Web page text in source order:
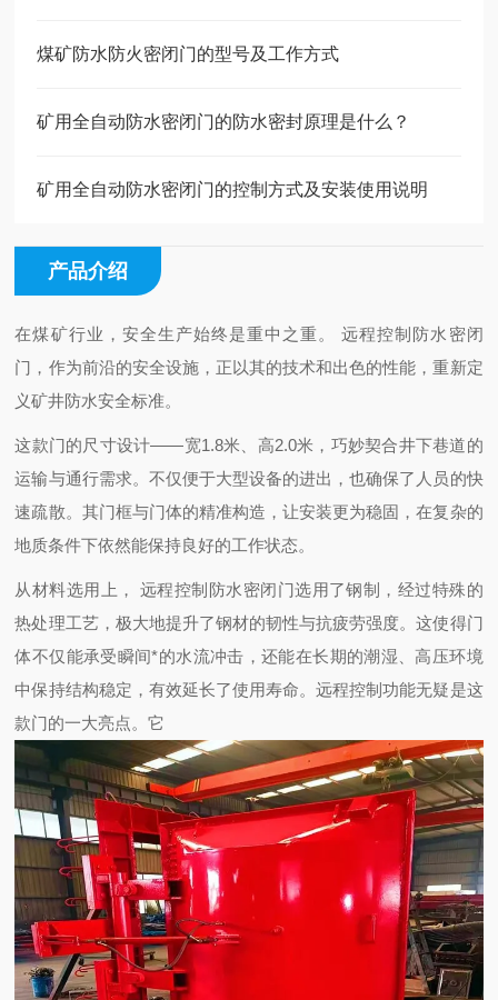
煤矿防水防火密闭门的型号及工作方式
矿用全自动防水密闭门的防水密封原理是什么？
矿用全自动防水密闭门的控制方式及安装使用说明
产品介绍
在煤矿行业，安全生产始终是重中之重。 远程控制防水密闭
门，作为前沿的安全设施，正以其的技术和出色的性能，重新定
义矿井防水安全标准。
这款门的尺寸设计——宽1.8米、高2.0米，巧妙契合井下巷道的
运输与通行需求。不仅便于大型设备的进出，也确保了人员的快
速疏散。其门框与门体的精准构造，让安装更为稳固，在复杂的
地质条件下依然能保持良好的工作状态。
从材料选用上， 远程控制防水密闭门选用了钢制，经过特殊的
热处理工艺，极大地提升了钢材的韧性与抗疲劳强度。这使得门
体不仅能承受瞬间*的水流冲击，还能在长期的潮湿、高压环境
中保持结构稳定，有效延长了使用寿命。远程控制功能无疑是这
款门的一大亮点。它